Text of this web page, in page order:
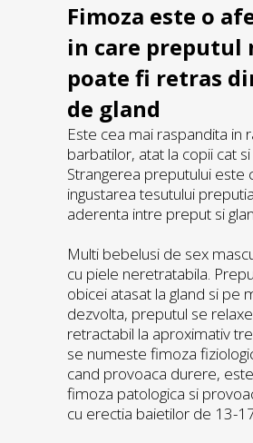
Fimoza este o
in care preputul
poate fi retras
de gland
Este cea mai raspandita in
barbatilor, atat la copii cat si
Strangerea preputului este
ingustarea tesutului
aderenta intre preput si
Multi bebelusi de sex
cu piele neretratabila.
obicei atasat la gland si pe
dezvolta, preputul se
retractabil la aproximativ
se numeste fimoza
cand provoaca durere,
fimoza patologica si
cu erectia baietilor de 13-